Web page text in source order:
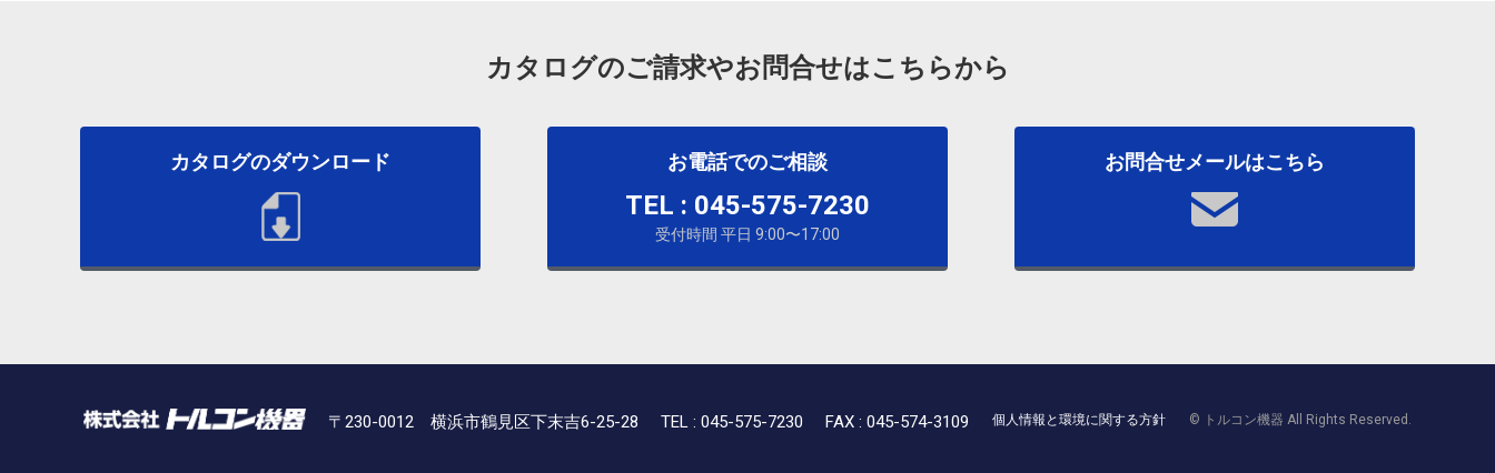
カタログのご請求やお問合せはこちらから
カタログのダウンロード お電話でのご相談
TEL : 045-575-7230
受付時間 平日 9:00〜17:00
お問合せメールはこちら
〒230-0012 横浜市鶴見区下末吉6-25-28 TEL : 045-575-7230 FAX : 045-574-3109 個人情報と環境に関する方針 © トルコン機器 All Rights Reserved.